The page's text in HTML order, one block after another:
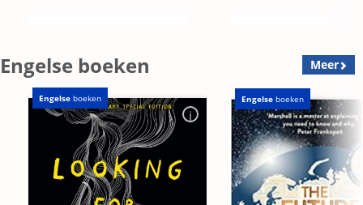
Engelse boeken Meer
Engelse boeken Engelse boeken